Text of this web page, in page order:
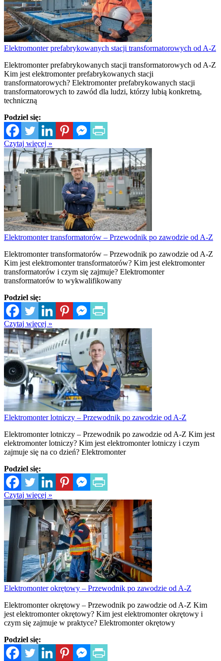
Elektromonter prefabrykowanych stacji transformatorowych od A-Z
Elektromonter prefabrykowanych stacji transformatorowych od A-Z
Kim jest elektromonter prefabrykowanych stacji
transformatorowych? Elektromonter prefabrykowanych stacji
transformatorowych to zawód dla ludzi, którzy lubią konkretną,
techniczną
Podziel się:
Czytaj więcej »
Elektromonter transformatorów – Przewodnik po zawodzie od A-Z
Elektromonter transformatorów – Przewodnik po zawodzie od A-Z
Kim jest elektromonter transformatorów? Kim jest elektromonter
transformatorów i czym się zajmuje? Elektromonter
transformatorów to wykwalifikowany
Podziel się:
Czytaj więcej »
Elektromonter lotniczy – Przewodnik po zawodzie od A-Z
Elektromonter lotniczy – Przewodnik po zawodzie od A-Z Kim jest
elektromonter lotniczy? Kim jest elektromonter lotniczy i czym
zajmuje się na co dzień? Elektromonter
Podziel się:
Czytaj więcej »
Elektromonter okrętowy – Przewodnik po zawodzie od A-Z
Elektromonter okrętowy – Przewodnik po zawodzie od A-Z Kim
jest elektromonter okrętowy? Kim jest elektromonter okrętowy i
czym się zajmuje w praktyce? Elektromonter okrętowy
Podziel się: